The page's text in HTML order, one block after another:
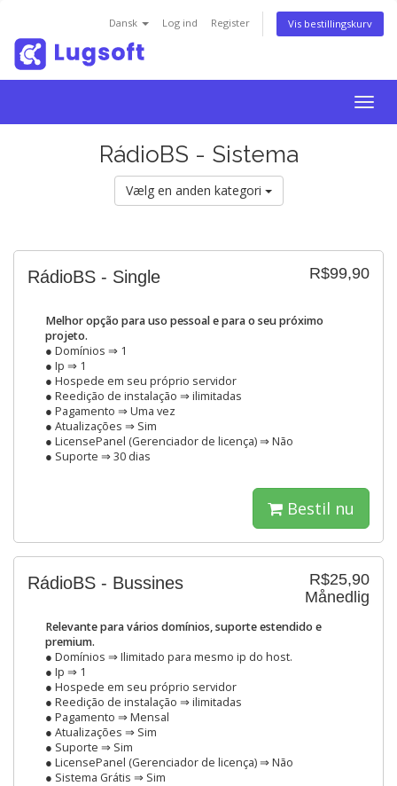
Dansk Log ind Register Vis bestillingskurv
RádioBS - Sistema
Vælg en anden kategori
R$99,90
RádioBS - Single
Melhor opção para uso pessoal e para o seu próximo
projeto.
● Domínios ⇒ 1
● Ip ⇒ 1
● Hospede em seu próprio servidor
● Reedição de instalação ⇒ ilimitadas
● Pagamento ⇒ Uma vez
● Atualizações ⇒ Sim
● LicensePanel (Gerenciador de licença) ⇒ Não
● Suporte ⇒ 30 dias
Bestil nu
R$25,90
Månedlig
RádioBS - Bussines
Relevante para vários domínios, suporte estendido e
premium.
● Domínios ⇒ Ilimitado para mesmo ip do host.
● Ip ⇒ 1
● Hospede em seu próprio servidor
● Reedição de instalação ⇒ ilimitadas
● Pagamento ⇒ Mensal
● Atualizações ⇒ Sim
● Suporte ⇒ Sim
● LicensePanel (Gerenciador de licença) ⇒ Não
● Sistema Grátis ⇒ Sim